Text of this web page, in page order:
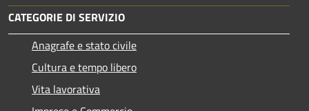
CATEGORIE DI SERVIZIO
Anagrafe e stato civile
Cultura e tempo libero
Vita lavorativa